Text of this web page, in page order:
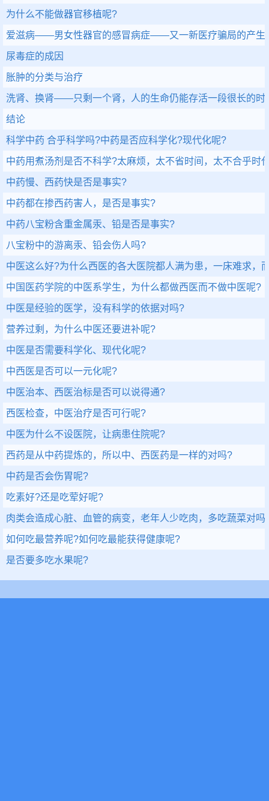
为什么不能做器官移植呢?
爱滋病——男女性器官的感冒病症——又一新医疗骗局的产生
尿毒症的成因
胀肿的分类与治疗
洗肾、换肾——只剩一个肾，人的生命仍能存活一段很长的时
结论
科学中药 合乎科学吗?中药是否应科学化?现代化呢?
中药用煮汤剂是否不科学?太麻烦，太不省时间，太不合乎时
中药慢、西药快是否是事实?
中药都在掺西药害人，是否是事实?
中药八宝粉含重金属汞、铅是否是事实?
八宝粉中的游离汞、铅会伤人吗?
中医这么好?为什么西医的各大医院都人满为患，一床难求，
中国医药学院的中医系学生，为什么都做西医而不做中医呢?
中医是经验的医学，没有科学的依据对吗?
营养过剩，为什么中医还要进补呢?
中医是否需要科学化、现代化呢?
中西医是否可以一元化呢?
中医治本、西医治标是否可以说得通?
西医检查，中医治疗是否可行呢?
中医为什么不设医院，让病患住院呢?
西药是从中药提炼的，所以中、西医药是一样的对吗?
中药是否会伤胃呢?
吃素好?还是吃荤好呢?
肉类会造成心脏、血管的病变，老年人少吃肉，多吃蔬菜对吗
如何吃最营养呢?如何吃最能获得健康呢?
是否要多吃水果呢?